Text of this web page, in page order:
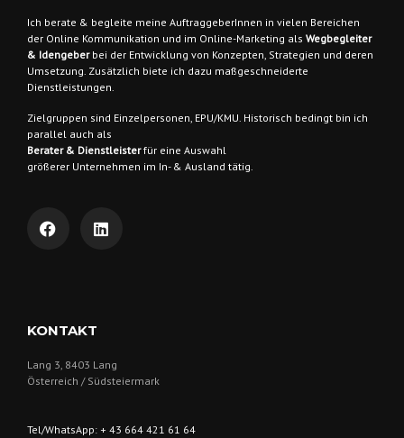
Ich berate & begleite meine AuftraggeberInnen in vielen Bereichen
der Online Kommunikation und im Online-Marketing als Wegbegleiter
& Idengeber bei der Entwicklung von Konzepten, Strategien und deren
Umsetzung. Zusätzlich biete ich dazu maßgeschneiderte
Dienstleistungen.
Zielgruppen sind Einzelpersonen, EPU/KMU. Historisch bedingt bin ich
parallel auch als
Berater & Dienstleisterfür eine Auswahl
größerer Unternehmen im In- & Ausland tätig.
KONTAKT
Lang 3, 8403 Lang
Österreich / Südsteiermark
Tel/WhatsApp: + 43 664 421 61 64